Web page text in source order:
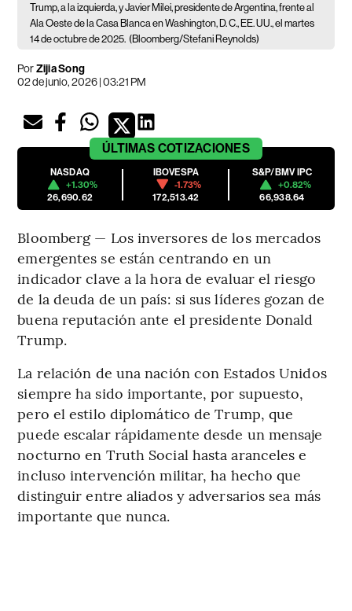
Trump, a la izquierda, y Javier Milei, presidente de Argentina, frente al
Ala Oeste de la Casa Blanca en Washington, D. C., EE. UU., el martes
14 de octubre de 2025. (Bloomberg/Stefani Reynolds)
PorZijia Song
02 de junio, 2026 | 03:21 PM
ÚLTIMAS COTIZACIONES
NASDAQ
+1.30%
26,690.62
IBOVESPA
-1.73%
172,513.42
S&P/BMV IPC
+0.82%
66,938.64
Bloomberg — Los inversores de los mercados
emergentes se están centrando en un
indicador clave a la hora de evaluar el riesgo
de la deuda de un país: si sus líderes gozan de
buena reputación ante el presidente Donald
Trump.
La relación de una nación con Estados Unidos
siempre ha sido importante, por supuesto,
pero el estilo diplomático de Trump, que
puede escalar rápidamente desde un mensaje
nocturno en Truth Social hasta aranceles e
incluso intervención militar, ha hecho que
distinguir entre aliados y adversarios sea más
importante que nunca.